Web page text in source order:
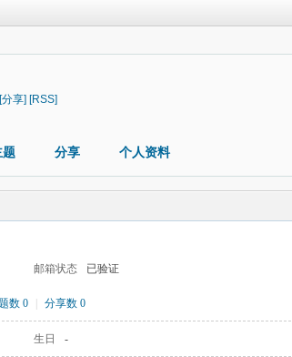
[分享] [RSS]
题 分享 个人资料
邮箱状态 已验证
数 0 分享数 0
生日 -